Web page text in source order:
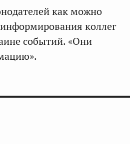
как можно
коллег
событий. «Они